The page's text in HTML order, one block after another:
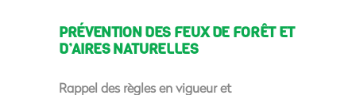
PRÉVENTION DES FEUX DE FORÊT ET
D’AIRES NATURELLES
Rappel des règles en vigueur et